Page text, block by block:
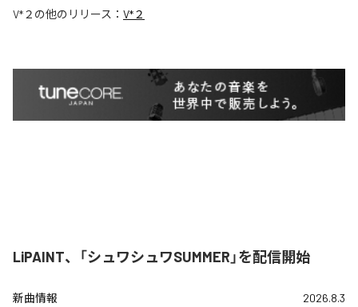
V*２ の他のリリース： V*２
LiPAINT、「シュワシュワSUMMER」を配信開始
新曲情報 2026.8.3